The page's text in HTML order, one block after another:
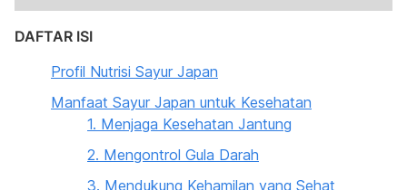
DAFTAR ISI
Profil Nutrisi Sayur Japan
Manfaat Sayur Japan untuk Kesehatan
1. Menjaga Kesehatan Jantung
2. Mengontrol Gula Darah
3. Mendukung Kehamilan yang Sehat